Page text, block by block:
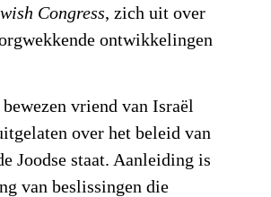
Congress, zich uit over
ontwikkelingen
vriend van Israël
over het beleid van
Joodse staat. Aanleiding is
van beslissingen die